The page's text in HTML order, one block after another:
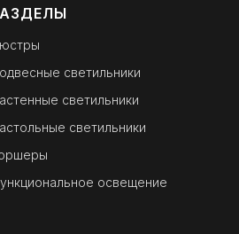
светильники
светильники
светильники
освещение